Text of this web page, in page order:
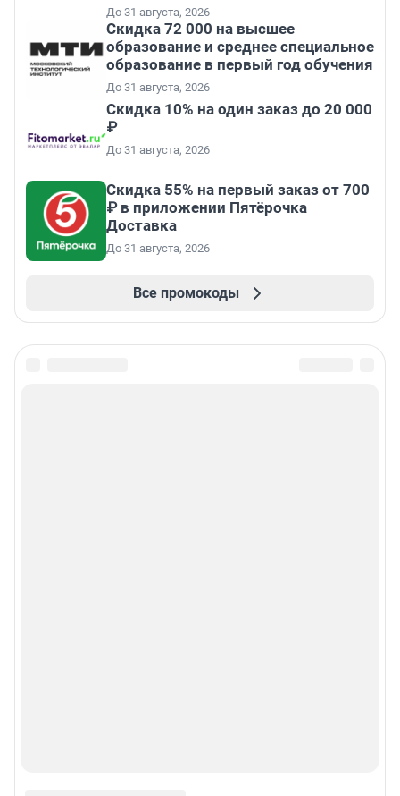
До 31 августа, 2026
Скидка 72 000 на высшее
образование и среднее специальное
образование в первый год обучения
До 31 августа, 2026
Скидка 10% на один заказ до 20 000
₽
До 31 августа, 2026
Скидка 55% на первый заказ от 700
₽ в приложении Пятёрочка
Доставка
До 31 августа, 2026
Все промокоды